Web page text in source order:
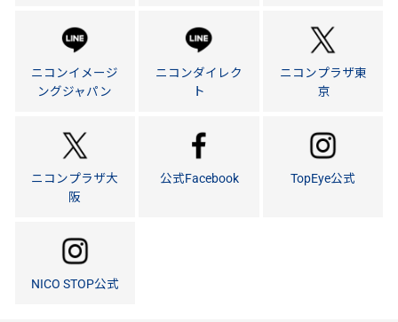
ニコンイメージ
ングジャパン
ニコンダイレク
ト
ニコンプラザ東
京
ニコンプラザ大
阪
公式Facebook TopEye公式
NICO STOP公式